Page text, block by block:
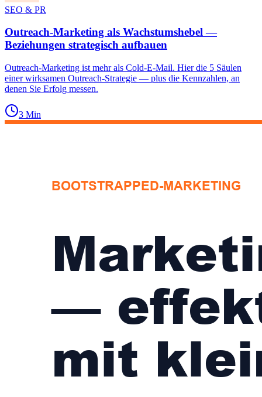
SEO & PR
Outreach-Marketing als Wachstumshebel —
Beziehungen strategisch aufbauen
Outreach-Marketing ist mehr als Cold-E-Mail. Hier die 5 Säulen
einer wirksamen Outreach-Strategie — plus die Kennzahlen, an
denen Sie Erfolg messen.
3 Min